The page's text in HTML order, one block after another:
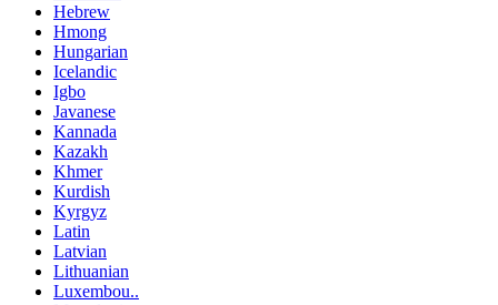
Hebrew
Hmong
Hungarian
Icelandic
Igbo
Javanese
Kannada
Kazakh
Khmer
Kurdish
Kyrgyz
Latin
Latvian
Lithuanian
Luxembou..